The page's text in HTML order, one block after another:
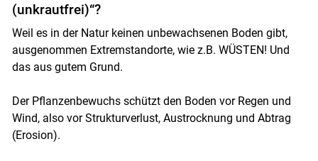
(unkrautfrei)“?
Weil es in der Natur keinen unbewachsenen Boden gibt,
ausgenommen Extremstandorte, wie z.B. WÜSTEN! Und
das aus gutem Grund.
Der Pflanzenbewuchs schützt den Boden vor Regen und
Wind, also vor Strukturverlust, Austrocknung und Abtrag
(Erosion).